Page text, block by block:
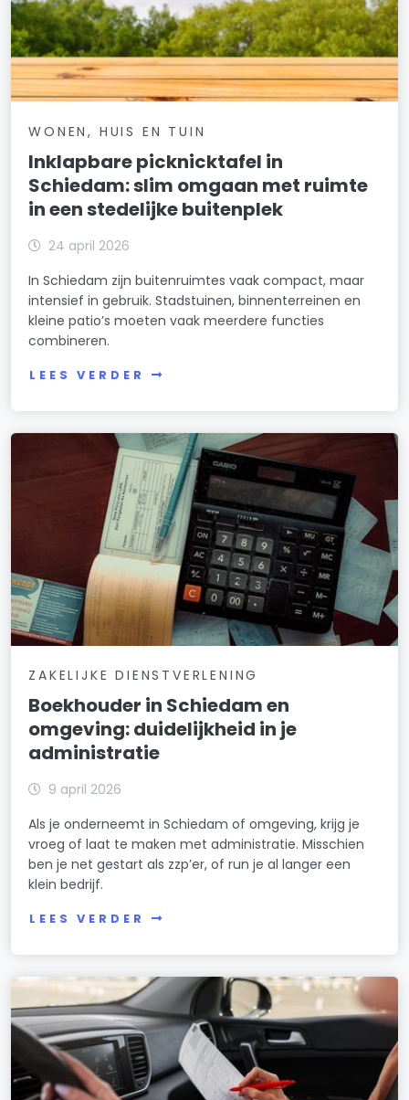
WONEN, HUIS EN TUIN
Inklapbare picknicktafel in
Schiedam: slim omgaan met ruimte
in een stedelijke buitenplek
24 april 2026
In Schiedam zijn buitenruimtes vaak compact, maar
intensief in gebruik. Stadstuinen, binnenterreinen en
kleine patio’s moeten vaak meerdere functies
combineren.
LEES VERDER
ZAKELIJKE DIENSTVERLENING
Boekhouder in Schiedam en
omgeving: duidelijkheid in je
administratie
9 april 2026
Als je onderneemt in Schiedam of omgeving, krijg je
vroeg of laat te maken met administratie. Misschien
ben je net gestart als zzp’er, of run je al langer een
klein bedrijf.
LEES VERDER